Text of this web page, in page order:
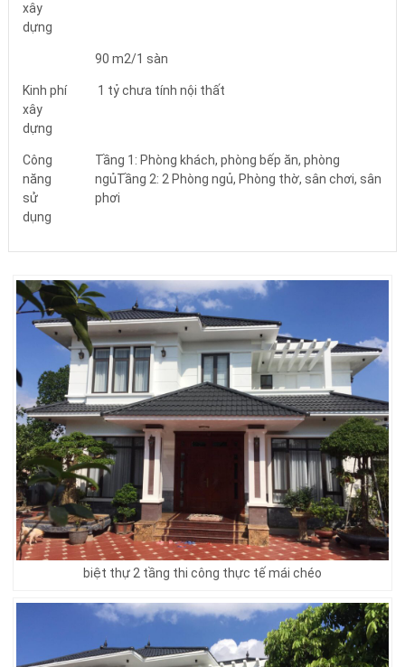
xây
dựng
90 m2/1 sàn
Kinh phí
xây
dựng
1 tỷ chưa tính nội thất
Công
năng
sử
dụng
Tầng 1: Phòng khách, phòng bếp ăn, phòng
ngủTầng 2: 2 Phòng ngủ, Phòng thờ, sân chơi, sân
phơi
biệt thự 2 tầng thi công thực tế mái chéo